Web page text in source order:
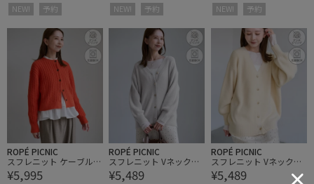
NEW! 予約 NEW! 予約 NEW! 予約
ROPÉ PICNIC
スフレニット ケーブルシ
ョートカーディガン
¥5,995
ROPÉ PICNIC
スフレニット Vネックミ
ドル丈カーディガン
¥5,489
ROPÉ PICNIC
スフレニット Vネックミ
ドル丈カーディガン
¥5,489